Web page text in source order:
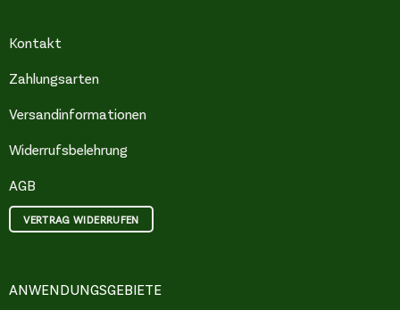
Kontakt
Zahlungsarten
Versandinformationen
Widerrufsbelehrung
AGB
VERTRAG WIDERRUFEN
ANWENDUNGSGEBIETE